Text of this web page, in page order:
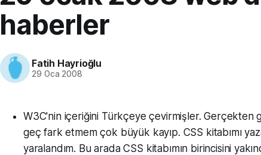
haberler
Fatih Hayrioğlu
29 Oca 2008
W3C'nin içeriğini Türkçeye çevirmişler. Gerçekten
geç fark etmem çok büyük kayıp. CSS kitabımı
yaralandım. Bu arada CSS kitabımın birincisini